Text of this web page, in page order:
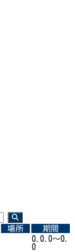
場所
期間
0.0.0～0.
0